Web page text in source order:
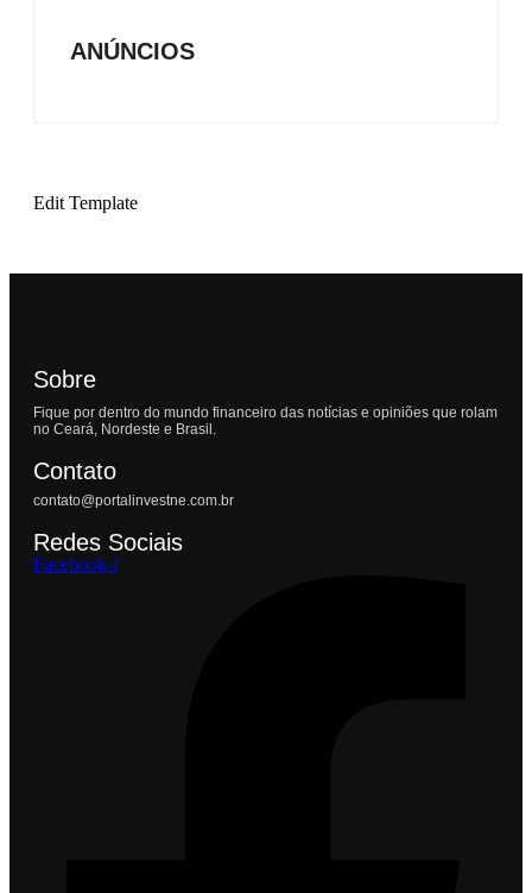
ANÚNCIOS
Edit Template
Sobre
Fique por dentro do mundo financeiro das notícias e opiniões que rolam
no Ceará, Nordeste e Brasil.
Contato
contato@portalinvestne.com.br
Redes Sociais
Facebook-f